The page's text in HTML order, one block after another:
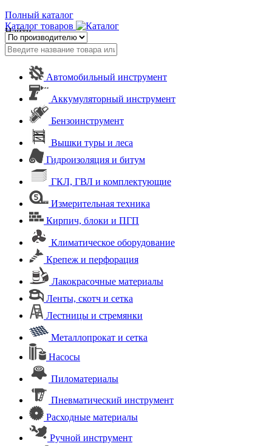
Полный каталог
Каталог товаров
Найти
Автомобильный инструмент
Аккумуляторный инструмент
Бензоинструмент
Вышки туры и леса
Гидроизоляция и битум
ГКЛ, ГВЛ и комплектующие
Измерительная техника
Кирпич, блоки и ПГП
Климатическое оборудование
Крепеж и перфорация
Лакокрасочные материалы
Ленты, скотч и сетка
Лестницы и стремянки
Металлопрокат и сетка
Насосы
Пиломатериалы
Пневматический инструмент
Расходные материалы
Ручной инструмент